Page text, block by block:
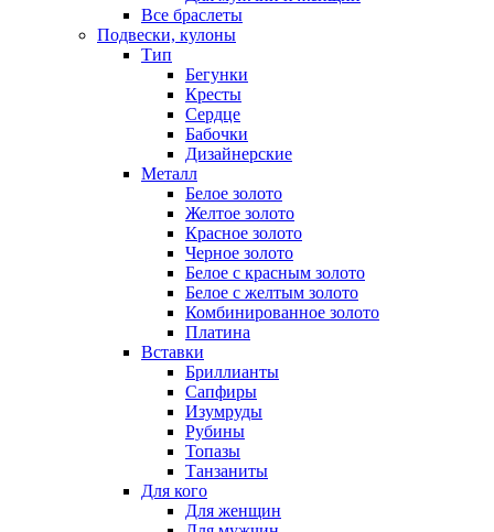
Все браслеты
Подвески, кулоны
Тип
Бегунки
Кресты
Сердце
Бабочки
Дизайнерские
Металл
Белое золото
Желтое золото
Красное золото
Черное золото
Белое с красным золото
Белое с желтым золото
Комбинированное золото
Платина
Вставки
Бриллианты
Сапфиры
Изумруды
Рубины
Топазы
Танзаниты
Для кого
Для женщин